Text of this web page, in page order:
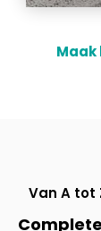
Van A tot